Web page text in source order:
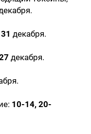
декабря.
декабря.
10-14, 20-